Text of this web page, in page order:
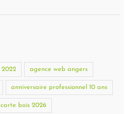
2022 agence web angers
anniversaire professionnel 10 ans
carte bois 2026